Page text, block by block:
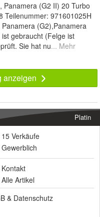
Panamera (G2 II) 20 Turbo
Teilenummer: 971601025H
(G2),Panamera
gebraucht (Felge ist
Sie hat nu... Mehr
anzeigen
Platin
15 Verkäufe
Gewerblich
Kontakt
Alle Artikel
& Datenschutz